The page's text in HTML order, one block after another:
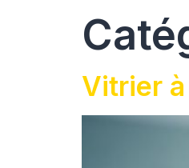
Vitrier